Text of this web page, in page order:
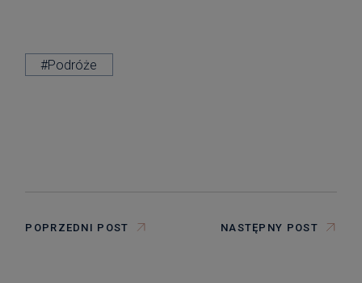
#Podróże
POPRZEDNI POST NASTĘPNY POST